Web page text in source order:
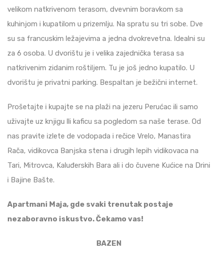
velikom natkrivenom terasom, dvevnim boravkom sa
kuhinjom i kupatilom u prizemlju. Na spratu su tri sobe. Dve
su sa francuskim ležajevima a jedna dvokrevetna. Idealni su
za 6 osoba. U dvorištu je i velika zajednička terasa sa
natkrivenim zidanim roštiljem. Tu je još jedno kupatilo. U
dvorištu je privatni parking. Bespaltan je bežični internet.
Prošetajte i kupajte se na plaži na jezeru Perućac ili samo
uživajte uz knjigu lli kaficu sa pogledom sa naše terase. Od
nas pravite izlete de vodopada i rečice Vrelo, Manastira
Rača, vidikovca Banjska stena i drugih lepih vidikovaca na
Tari, Mitrovca, Kaluđerskih Bara ali i do čuvene Kućice na Drini
i Bajine Bašte.
Apartmani Maja, gde svaki trenutak postaje
nezaboravno iskustvo. Čekamo vas!
BAZEN